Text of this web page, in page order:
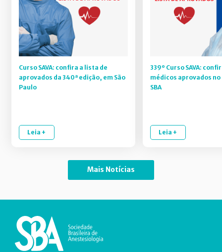
Curso SAVA: confira a lista de
aprovados da 340ª edição, em São
Paulo
Leia +
339º Curso SAVA:
médicos aprovados
SBA
Leia +
Mais Notícias